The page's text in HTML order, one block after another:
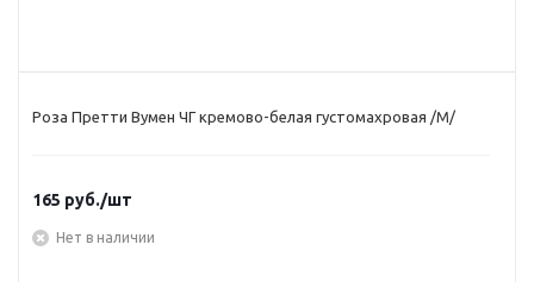
Роза Претти Вумен ЧГ кремово-белая густомахровая /М/
165 руб./шт
Нет в наличии